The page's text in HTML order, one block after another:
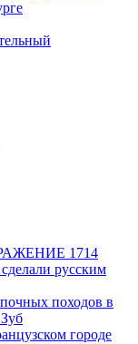
1714
русским
походов в
городе